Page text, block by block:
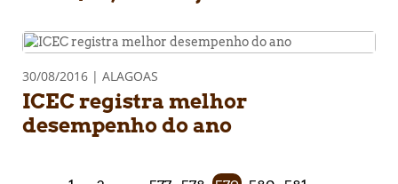
30/08/2016 | ALAGOAS
ICEC registra melhor
desempenho do ano